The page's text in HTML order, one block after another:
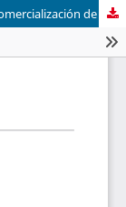
Liderazgo y gestión ambiental, el caso de la comercialización de aceites lubricantes